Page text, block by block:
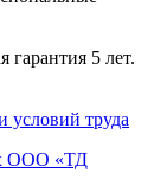
гарантия 5 лет.
условий труда
ООО «ТД